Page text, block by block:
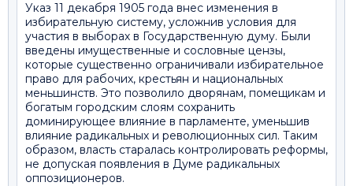
Указ 11 декабря 1905 года внес изменения в
избирательную систему, усложнив условия для
участия в выборах в Государственную думу. Были
введены имущественные и сословные цензы,
которые существенно ограничивали избирательное
право для рабочих, крестьян и национальных
меньшинств. Это позволило дворянам, помещикам и
богатым городским слоям сохранить
доминирующее влияние в парламенте, уменьшив
влияние радикальных и революционных сил. Таким
образом, власть старалась контролировать реформы,
не допуская появления в Думе радикальных
оппозиционеров.